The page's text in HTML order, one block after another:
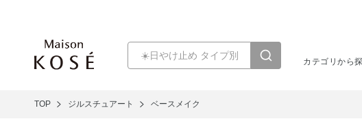
カテゴリから
TOP ジルスチュアート ベースメイク